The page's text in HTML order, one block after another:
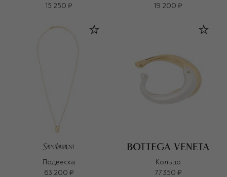
15 250 ₽
19 200 ₽
Подвеска
63 200 ₽
Кольцо
77 350 ₽